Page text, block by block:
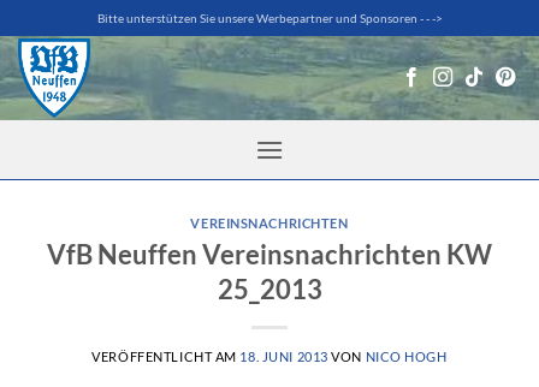
Inhalt
springen
Bitte unterstützen Sie unsere Werbepartner und Sponsoren - - ->
VEREINSNACHRICHTEN
VfB Neuffen Vereinsnachrichten KW
25_2013
VERÖFFENTLICHT AM 18. JUNI 2013 VON NICO HOGH